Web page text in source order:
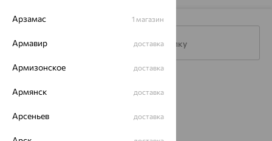
Подписаться на рассылку
Арзамас 1 магазин
Армавир доставка
Армизонское доставка
Армянск доставка
Арсеньев доставка